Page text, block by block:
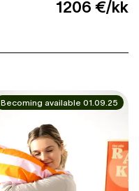
1206 €/kk
Becoming available 01.09.25